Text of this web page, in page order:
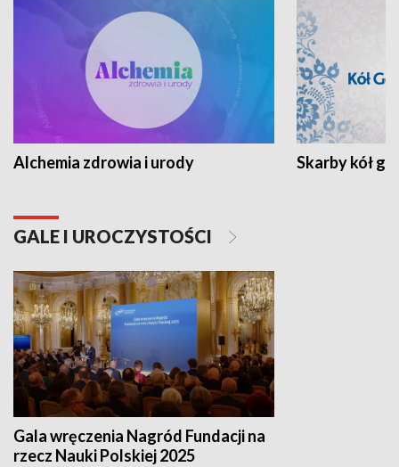
Alchemia zdrowia i urody Skarby kół
GALE I UROCZYSTOŚCI
Gala wręczenia Nagród Fundacji na
rzecz Nauki Polskiej 2025